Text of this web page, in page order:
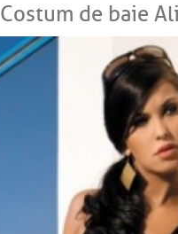
Costum de baie